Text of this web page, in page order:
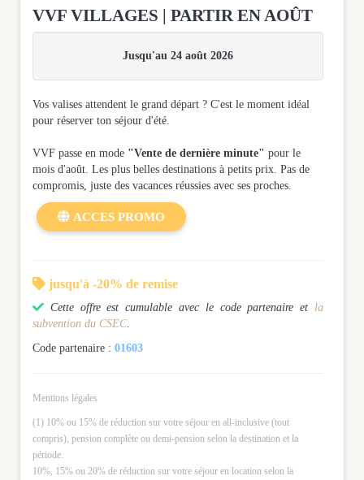
VVF VILLAGES | PARTIR EN AOÛT
Jusqu'au 24 août 2026
Vos valises attendent le grand départ ? C'est le moment idéal
pour réserver ton séjour d'été.
VVF passe en mode "Vente de dernière minute" pour le
mois d'août. Les plus belles destinations à petits prix. Pas de
compromis, juste des vacances réussies avec ses proches.
 ACCES PROMO
 jusqu'à -20% de remise
 Cette offre est cumulable avec le code partenaire et la
subvention du CSEC.
Code partenaire : 01603
Mentions légales
(1) 10% ou 15% de réduction sur votre séjour en all-inclusive (tout
compris), pension complète ou demi-pension selon la destination et la
période.
10%, 15% ou 20% de réduction sur votre séjour en location selon la